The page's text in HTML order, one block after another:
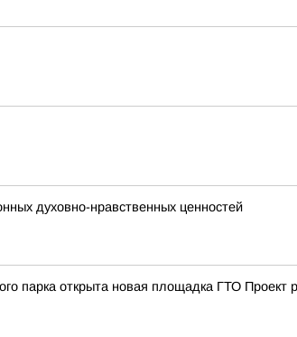
духовно-нравственных ценностей
парка открыта новая площадка ГТО Проект